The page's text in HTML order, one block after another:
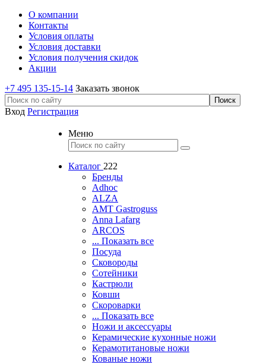
О компании
Контакты
Условия оплаты
Условия доставки
Условия получения скидок
Акции
+7 495 135-15-14 Заказать звонок
Вход Регистрация
Меню
Каталог 222
Бренды
Adhoc
ALZA
AMT Gastroguss
Anna Lafarg
ARCOS
... Показать все
Посуда
Сковороды
Сотейники
Кастрюли
Ковши
Скороварки
... Показать все
Ножи и аксессуары
Керамические кухонные ножи
Керамотитановые ножи
Кованые ножи